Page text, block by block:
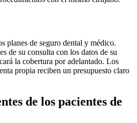
planes de seguro dental y médico.
de su consulta con los datos de su
la cobertura por adelantado. Los
propia reciben un presupuesto claro
de los pacientes de